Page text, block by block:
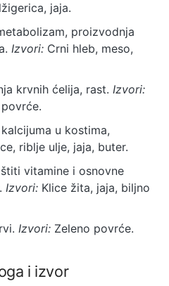
jaja.
proizvodnja
Izvori: Crni hleb, meso,
krvnih ćelija, rast. Izvori:
u kostima,
riblje ulje, jaja, buter.
vitamine i osnovne
Izvori: Klice žita, jaja, biljno
Izvori: Zeleno povrće.
i izvor